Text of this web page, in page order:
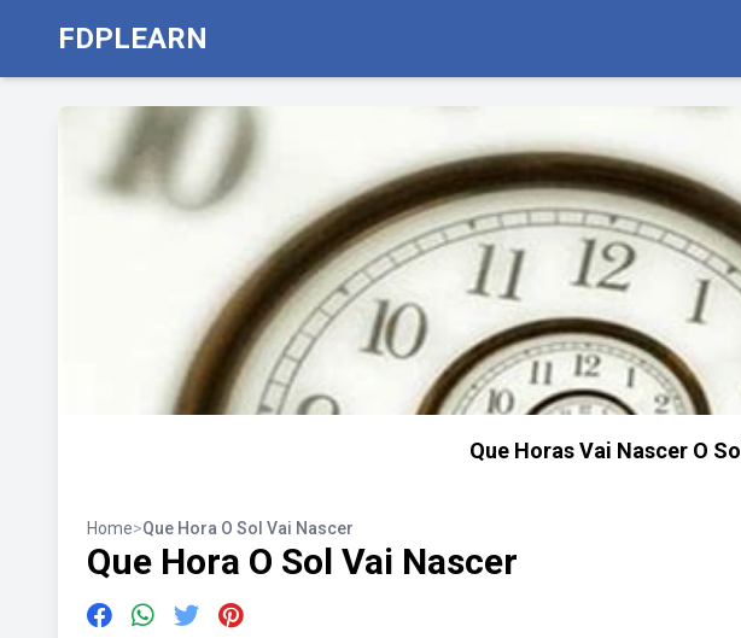
FDPLEARN
Que Horas Vai Nascer O Sol
Home>Que Hora O Sol Vai Nascer
Que Hora O Sol Vai Nascer